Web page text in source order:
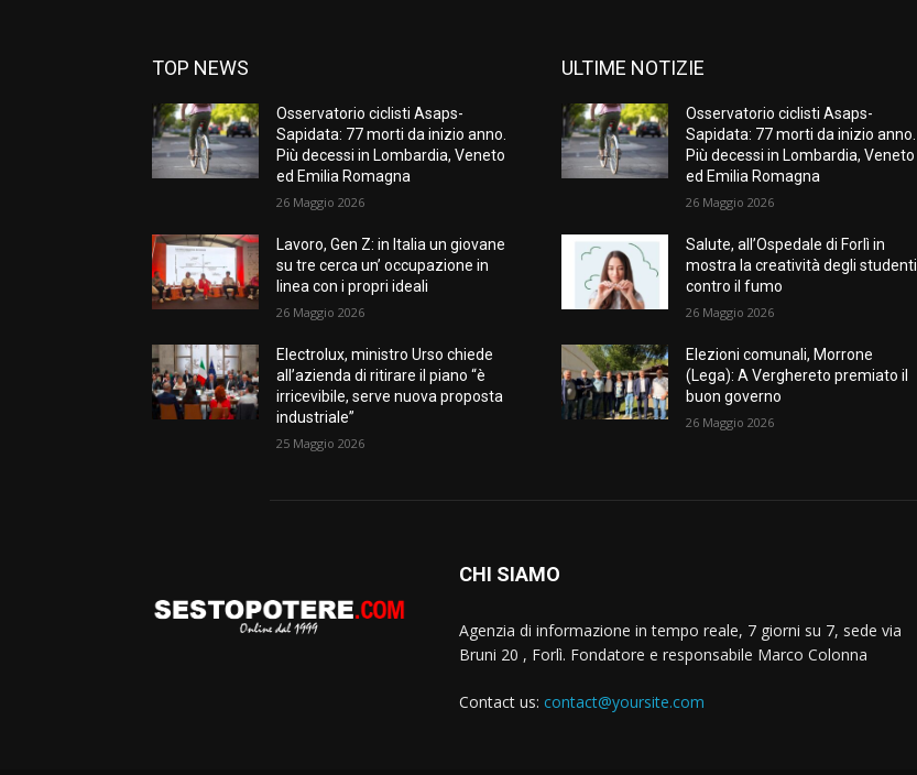
TOP NEWS
Osservatorio ciclisti Asaps-
Sapidata: 77 morti da inizio anno.
Più decessi in Lombardia, Veneto
ed Emilia Romagna
26 Maggio 2026
Lavoro, Gen Z: in Italia un giovane
su tre cerca un’ occupazione in
linea con i propri ideali
26 Maggio 2026
Electrolux, ministro Urso chiede
all’azienda di ritirare il piano “è
irricevibile, serve nuova proposta
industriale”
25 Maggio 2026
ULTIME NOTIZIE
Osservatorio ciclisti Asaps-
Sapidata: 77 morti da inizio anno.
Più decessi in Lombardia, Veneto
ed Emilia Romagna
26 Maggio 2026
Salute, all’Ospedale di Forlì in
mostra la creatività degli studenti
contro il fumo
26 Maggio 2026
Elezioni comunali, Morrone
(Lega): A Verghereto premiato il
buon governo
26 Maggio 2026
CHI SIAMO
Agenzia di informazione in tempo reale, 7 giorni su 7, sede via
Bruni 20 , Forlì. Fondatore e responsabile Marco Colonna
Contact us: contact@yoursite.com